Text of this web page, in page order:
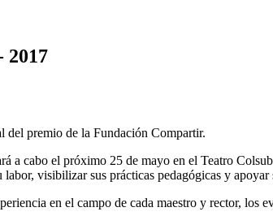
2017
del premio de la Fundación Compartir.
a cabo el próximo 25 de mayo en el Teatro
visibilizar sus prácticas pedagógicas y
en el campo de cada maestro y rector, los